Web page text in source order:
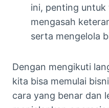
ini, penting untuk
mengasah
serta mengelola
Dengan mengikuti
kita bisa memulai
cara yang benar dan